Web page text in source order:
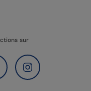
sur